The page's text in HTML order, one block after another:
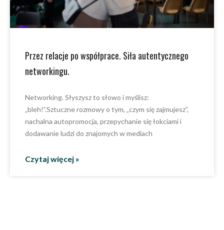
Przez relacje po współprace. Siła autentycznego
networkingu.
Networking. Słyszysz to słowo i myślisz:
„bleh!”.Sztuczne rozmowy o tym, „czym się zajmujesz”,
nachalna autopromocja, przepychanie się łokciami i
dodawanie ludzi do znajomych w mediach
Czytaj więcej »